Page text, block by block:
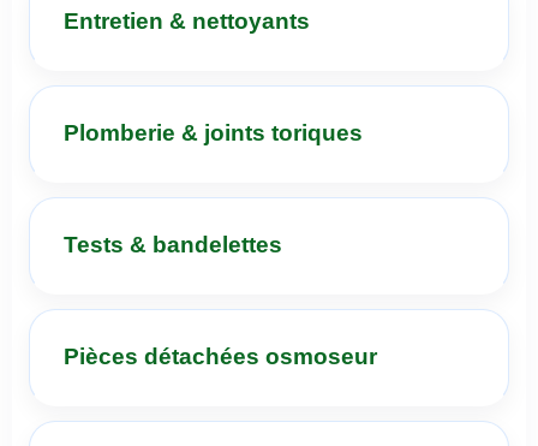
Entretien & nettoyants
Plomberie & joints toriques
Tests & bandelettes
Pièces détachées osmoseur